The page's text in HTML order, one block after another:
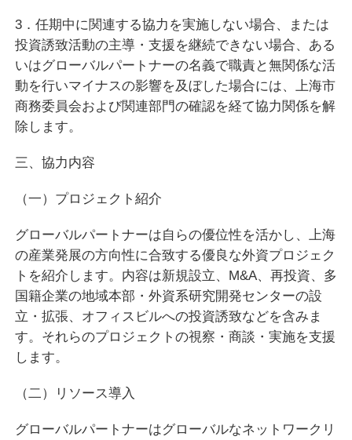
3．任期中に関連する協力を実施しない場合、または
投資誘致活動の主導・支援を継続できない場合、ある
いはグローバルパートナーの名義で職責と無関係な活
動を行いマイナスの影響を及ぼした場合には、上海市
商務委員会および関連部門の確認を経て協力関係を解
除します。
三、協力内容
（一）プロジェクト紹介
グローバルパートナーは自らの優位性を活かし、上海
の産業発展の方向性に合致する優良な外資プロジェク
トを紹介します。内容は新規設立、M&A、再投資、多
国籍企業の地域本部・外資系研究開発センターの設
立・拡張、オフィスビルへの投資誘致などを含みま
す。それらのプロジェクトの視察・商談・実施を支援
します。
（二）リソース導入
グローバルパートナーはグローバルなネットワークリ